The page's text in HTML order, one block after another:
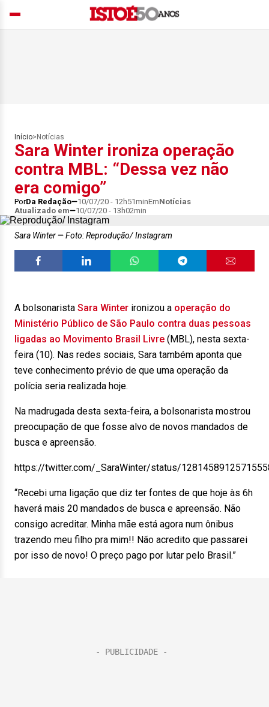
Início> Notícias
Sara Winter ironiza operação
contra MBL: “Dessa vez não
era comigo”
PorDa Redação 10/07/20 - 12h51minEmNotícias
Atualizado em
10/07/20 - 13h02min
Sara Winter Foto: Reprodução/ Instagram
A bolsonarista Sara Winter ironizou a operação do
Ministério Público de São Paulo contra duas pessoas
ligadas ao Movimento Brasil Livre (MBL), nesta sexta-
feira (10). Nas redes sociais, Sara também aponta que
teve conhecimento prévio de que uma operação da
polícia seria realizada hoje.
Na madrugada desta sexta-feira, a bolsonarista mostrou
preocupação de que fosse alvo de novos mandados de
busca e apreensão.
https://twitter.com/_SaraWinter/status/
“Recebi uma ligação que diz ter fontes de que hoje às 6h
haverá mais 20 mandados de busca e apreensão. Não
consigo acreditar. Minha mãe está agora num ônibus
trazendo meu filho pra mim!! Não acredito que passarei
por isso de novo! O preço pago por lutar pelo Brasil.”